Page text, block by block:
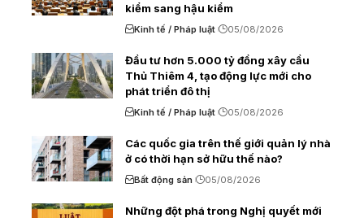
kiểm sang hậu kiểm
Kinh tế / Pháp luật 05/08/2026
Đầu tư hơn 5.000 tỷ đồng xây cầu
Thủ Thiêm 4, tạo động lực mới cho
phát triển đô thị
Kinh tế / Pháp luật 05/08/2026
Các quốc gia trên thế giới quản lý nhà
ở có thời hạn sở hữu thế nào?
Bất động sản 05/08/2026
Những đột phá trong Nghị quyết mới